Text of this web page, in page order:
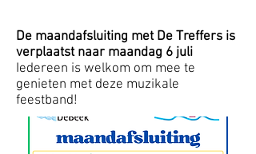
De maandafsluiting met De Treffers is
verplaatst naar maandag 6 juli
Iedereen is welkom om mee te
genieten met deze muzikale
feestband!